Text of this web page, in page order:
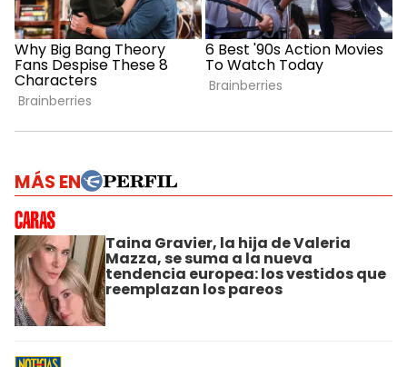
MÁS EN
Taina Gravier, la hija de Valeria
Mazza, se suma a la nueva
tendencia europea: los vestidos que
reemplazan los pareos